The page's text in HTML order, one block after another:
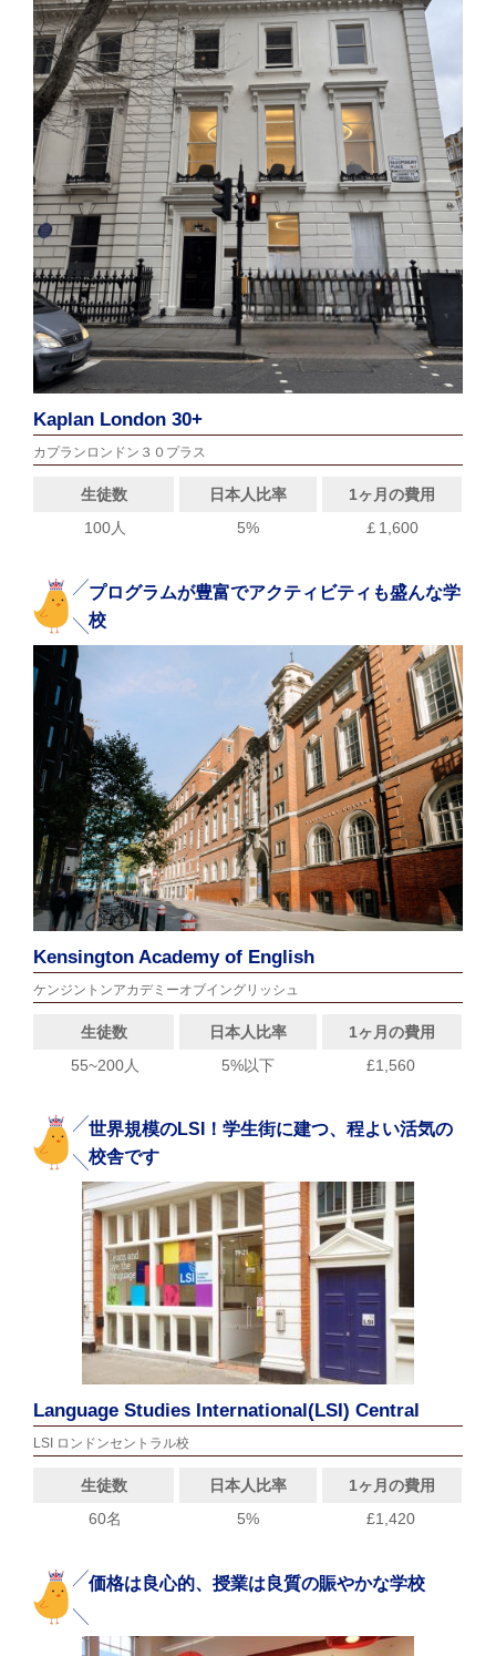
Kaplan London 30+
カプランロンドン３０プラス
生徒数 日本人比率
1ヶ月の費用
100人
5% ￡1,600
プログラムが豊富でアクティビティも盛んな学
校
Kensington Academy of English
ケンジントンアカデミーオブイングリッシュ
生徒数 日本人比率
1ヶ月の費用
55~200人
5%以下 £1,560
世界規模のLSI！学生街に建つ、程よい活気の
校舎です
Language Studies International(LSI) Central
LSI ロンドンセントラル校
生徒数 日本人比率
1ヶ月の費用
60名
5% £1,420
価格は良心的、授業は良質の賑やかな学校